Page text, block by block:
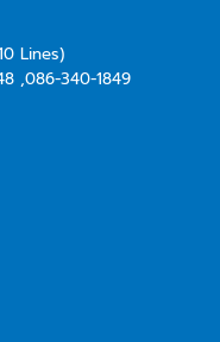
Lines)
,086-340-1849